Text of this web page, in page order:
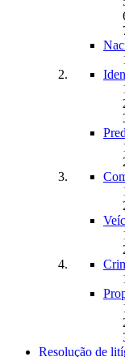
Resolução de